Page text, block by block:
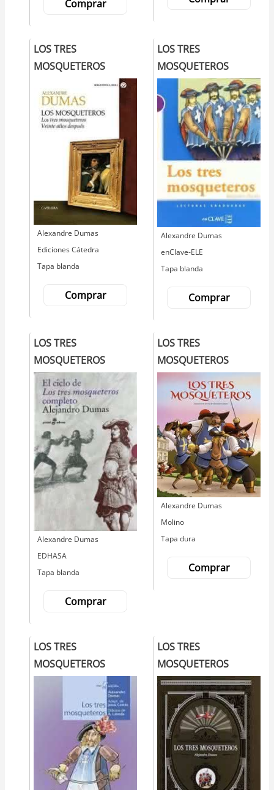
Comprar
LOS TRES
MOSQUETEROS
Autor
Alexandre Dumas
Editorial
Ediciones Cátedra
Tapa blanda
Comprar
LOS TRES
MOSQUETEROS
Autor
Alexandre Dumas
Editorial
enClave-ELE
Tapa blanda
Comprar
LOS TRES
MOSQUETEROS
Autor
Alexandre Dumas
Editorial
EDHASA
Tapa blanda
Comprar
LOS TRES
MOSQUETEROS
Autor
Alexandre Dumas
Editorial
Molino
Tapa dura
Comprar
LOS TRES
MOSQUETEROS
LOS TRES
MOSQUETEROS